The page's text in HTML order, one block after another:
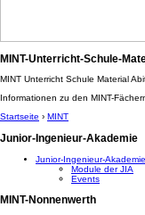
MINT-Unterricht-Schule-
MINT Unterricht Schule Material
Informationen zu den MINT-
Startseite › MINT
Junior-Ingenieur-Akademie
Junior-Ingenieur-Akademie
Module der JIA
Events
MINT-Nonnenwerth